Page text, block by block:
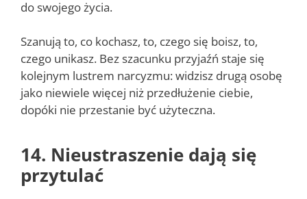
do swojego życia.
Szanują to, co kochasz, to, czego się boisz, to,
czego unikasz. Bez szacunku przyjaźń staje się
kolejnym lustrem narcyzmu: widzisz drugą osobę
jako niewiele więcej niż przedłużenie ciebie,
dopóki nie przestanie być użyteczna.
14. Nieustraszenie dają się
przytulać